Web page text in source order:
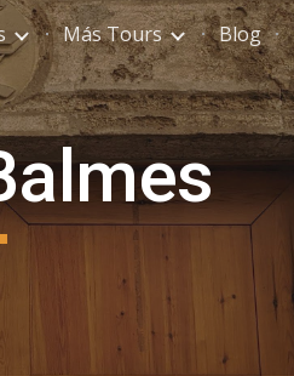
Skip to navigation
Más Tours Blog